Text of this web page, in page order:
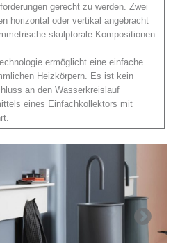
gerecht zu werden. Zwei
horizontal oder vertikal angebracht
skulptorale Kompositionen.
ermöglicht eine einfache
Heizkörpern. Es ist kein
an den Wasserkreislauf
eines Einfachkollektors mit